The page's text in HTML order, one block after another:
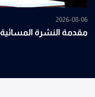
2026-08-06
مقدمة النشرة المسائية 06-08-2026